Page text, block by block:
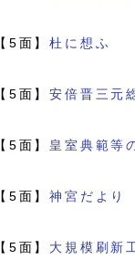
【5面】杜に想ふ
【5面】安倍晋三元
【5面】 皇室典範等
【5面】神宮だより
【5面】 大規模刷新